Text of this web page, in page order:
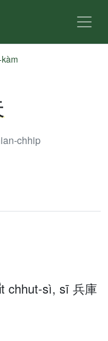
chhip
chhut-sì, sī 兵庫